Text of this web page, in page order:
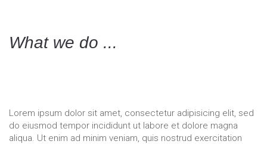
What we do ...
Lorem ipsum dolor sit amet, consectetur adipisicing elit, sed
do eiusmod tempor incididunt ut labore et dolore magna
aliqua. Ut enim ad minim veniam, quis nostrud exercitation